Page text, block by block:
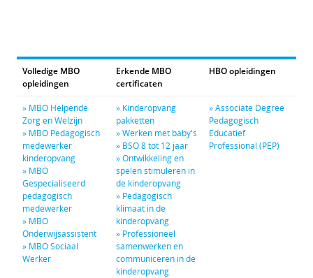
Volledige MBO
opleidingen
Erkende MBO
certificaten
HBO opleidingen
» MBO Helpende
Zorg en Welzijn
» MBO Pedagogisch
medewerker
kinderopvang
» MBO
Gespecialiseerd
pedagogisch
medewerker
» MBO
Onderwijsassistent
» MBO Sociaal
Werker
» Kinderopvang
pakketten
» Werken met baby's
» BSO 8 tot 12 jaar
» Ontwikkeling en
spelen stimuleren in
de kinderopvang
» Pedagogisch
klimaat in de
kinderopvang
» Professioneel
samenwerken en
communiceren in de
kinderopvang
» Associate Degree
Pedagogisch
Educatief
Professional (PEP)